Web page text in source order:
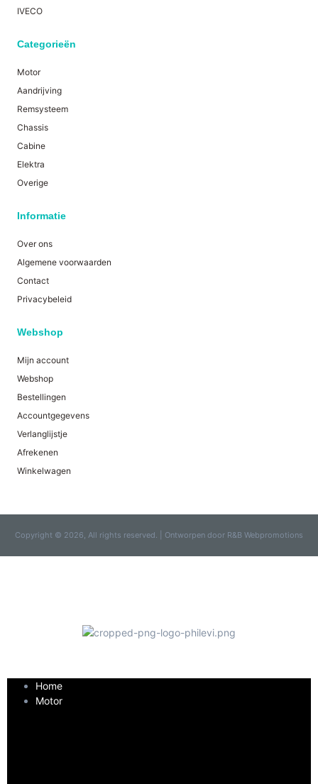
IVECO
Categorieën
Motor
Aandrijving
Remsysteem
Chassis
Cabine
Elektra
Overige
Informatie
Over ons
Algemene voorwaarden
Contact
Privacybeleid
Webshop
Mijn account
Webshop
Bestellingen
Accountgegevens
Verlanglijstje
Afrekenen
Winkelwagen
Copyright © 2026, All rights reserved. | Ontworpen door R&B Webpromotions
Home
Motor